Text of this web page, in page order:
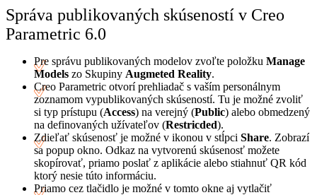
Správa publikovaných skúseností v Creo
Parametric 6.0
Pre správu publikovaných modelov zvoľte položku Manage
Models zo Skupiny Augmeted Reality.
Creo Parametric otvorí prehliadač s vaším personálnym
zoznamom vypublikovaných skúseností. Tu je možné zvoliť
si typ prístupu (Access) na verejný (Public) alebo obmedzený
na definovaných užívateľov (Restricded).
Zdieľať skúsenosť je možné v ikonou v stĺpci Share. Zobrazí
sa popup okno. Odkaz na vytvorenú skúsenosť možete
skopírovať, priamo poslať z aplikácie alebo stiahnuť QR kód
ktorý nesie túto informáciu.
Priamo cez tlačidlo je možné v tomto okne aj vytlačiť